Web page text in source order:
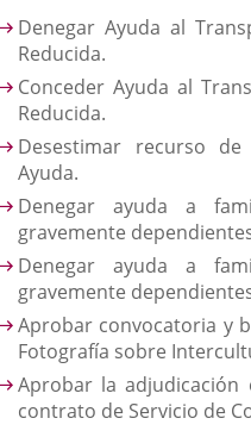
Denegar Ayuda al
Reducida.
Conceder Ayuda al
Reducida.
Desestimar recurso
Ayuda.
Denegar ayuda a
gravemente
Denegar ayuda a
gravemente
Aprobar convocatoria y
Fotografía sobre
Aprobar la
contrato de Servicio de